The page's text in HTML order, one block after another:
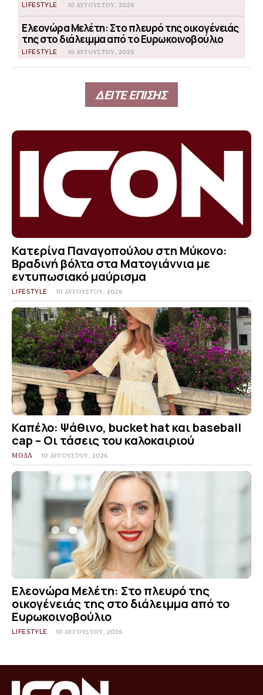
LIFESTYLE 10 ΑΥΓΟΎΣΤΟΥ, 2026
Ελεονώρα Μελέτη: Στο πλευρό της οικογένειάς
της στο διάλειμμα από το Ευρωκοινοβούλιο
LIFESTYLE 10 ΑΥΓΟΎΣΤΟΥ, 2026
ΔΕΙΤΕ ΕΠΙΣΗΣ
Κατερίνα Παναγοπούλου στη Μύκονο:
Βραδινή βόλτα στα Ματογιάννια με
εντυπωσιακό μαύρισμα
LIFESTYLE 10 ΑΥΓΟΎΣΤΟΥ, 2026
Καπέλο: Ψάθινο, bucket hat και baseball
cap – Οι τάσεις του καλοκαιριού
ΜΟΔΑ 10 ΑΥΓΟΎΣΤΟΥ, 2026
Ελεονώρα Μελέτη: Στο πλευρό της
οικογένειάς της στο διάλειμμα από το
Ευρωκοινοβούλιο
LIFESTYLE 10 ΑΥΓΟΎΣΤΟΥ, 2026